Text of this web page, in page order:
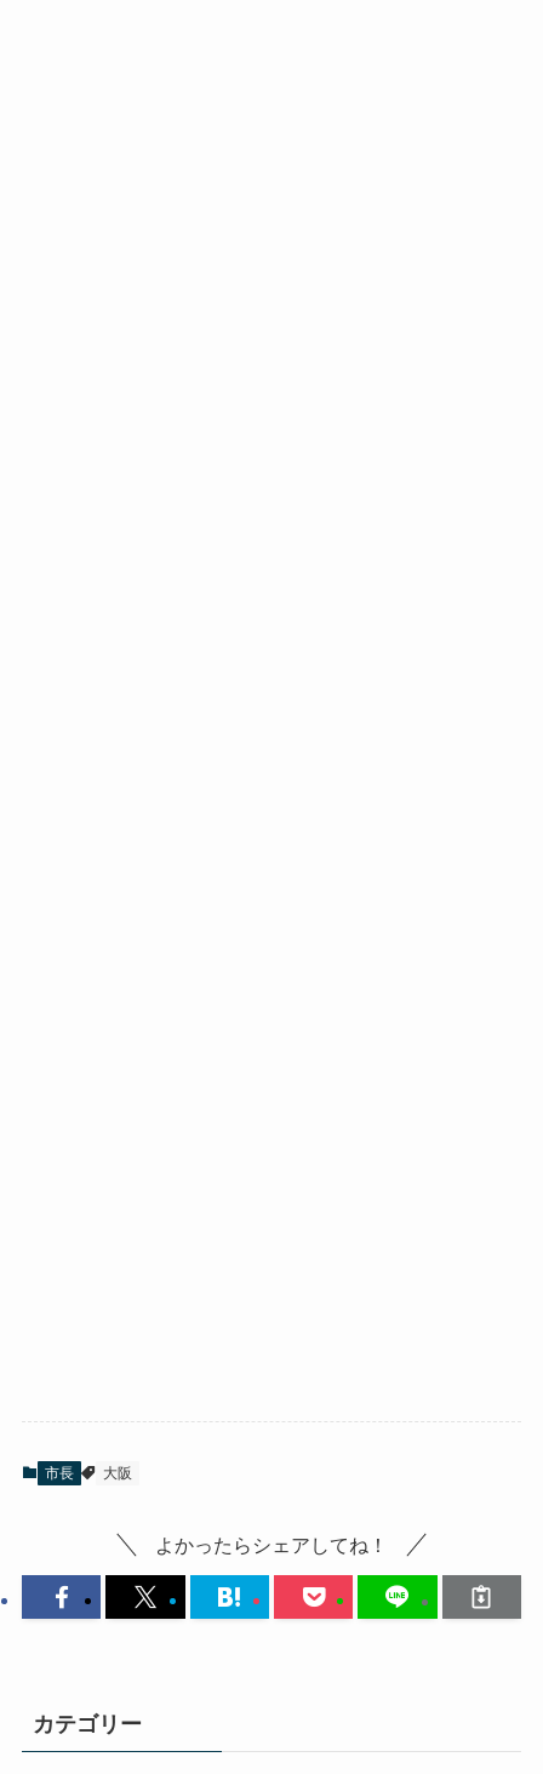
市長 大阪
よかったらシェアしてね！
カテゴリー